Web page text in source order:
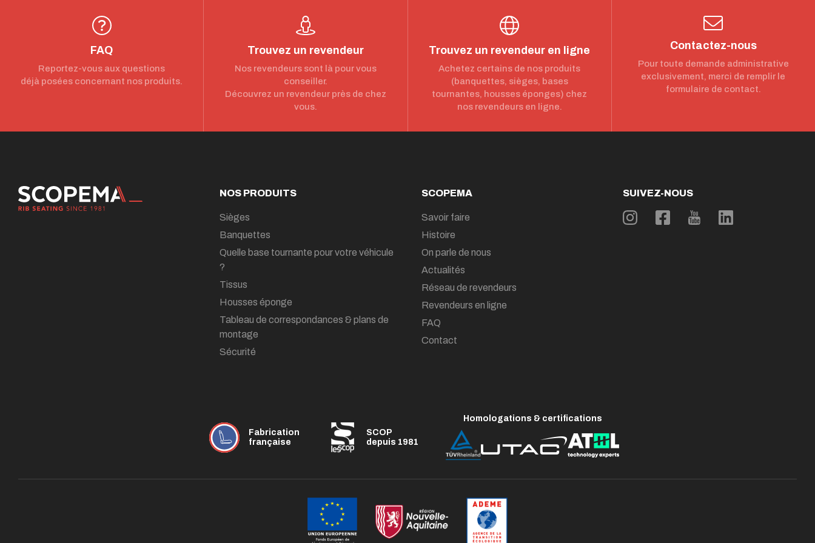
FAQ
Reportez-vous aux questions
déjà posées concernant nos produits.
Trouvez un revendeur
Nos revendeurs sont là pour vous
conseiller.
Découvrez un revendeur près de chez
vous.
Trouvez un revendeur en ligne
Achetez certains de nos produits
(banquettes, sièges, bases
tournantes, housses éponges) chez
nos revendeurs en ligne.
Contactez-nous
Pour toute demande administrative
exclusivement, merci de remplir le
formulaire de contact.
NOS PRODUITS
Sièges
Banquettes
Quelle base tournante pour votre véhicule
?
Tissus
Housses éponge
Tableau de correspondances & plans de
montage
Sécurité
SCOPEMA
Savoir faire
Histoire
On parle de nous
Actualités
Réseau de revendeurs
Revendeurs en ligne
FAQ
Contact
SUIVEZ-NOUS
Fabrication
française
SCOP
depuis 1981
Homologations & certifications